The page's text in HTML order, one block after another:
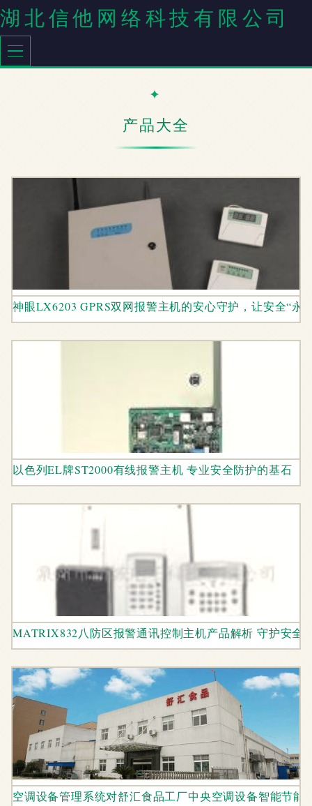
湖北信他网络科技有限公司
产品大全
神眼LX6203 GPRS双网报警主机的安心守护，让安全“永
以色列EL牌ST2000有线报警主机 专业安全防护的基石
MATRIX832八防区报警通讯控制主机产品解析 守护安全
空调设备管理系统对舒汇食品工厂中央空调设备智能节能